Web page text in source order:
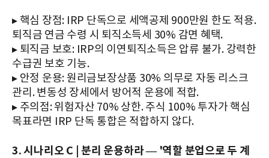
▸ 핵심 장점: IRP 단독으로 세액공제 900만원 한도 적용.
퇴직금 연금 수령 시 퇴직소득세 30% 감면 혜택.
▸ 퇴직금 보호: IRP의 이연퇴직소득은 압류 불가. 강력한
수급권 보호 기능.
▸ 안정 운용: 원리금보장상품 30% 의무로 자동 리스크
관리. 변동성 장세에서 방어적 운용에 적합.
▸ 주의점: 위험자산 70% 상한. 주식 100% 투자가 핵심
목표라면 IRP 단독 통합은 적합하지 않다.
3. 시나리오 C | 분리 운용하라 — '역할 분업으로 두 계